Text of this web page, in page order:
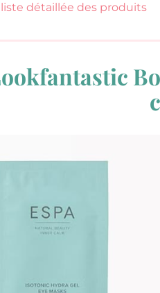
liste détaillée des produits